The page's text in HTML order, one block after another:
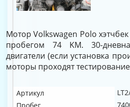
Мотор Volkswagen Polo
пробегом 74 KM. 30-
двигатели (если установка
моторы проходят
Артикул